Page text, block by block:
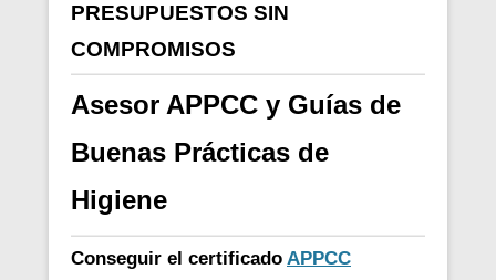
PRESUPUESTOS SIN
COMPROMISOS
Asesor APPCC y Guías de
Buenas Prácticas de
Higiene
Conseguir el certificado APPCC